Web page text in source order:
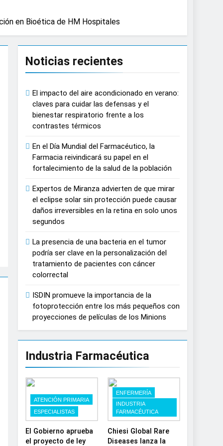
daños irreversibles en la retina en
proyecciones de películas de los
lactante
playas y otros espacios al aire
estratégica y modernización
muscular del deportista
en Bioética de HM Hospitales
Noticias recientes
El impacto del aire acondicionado en verano:
claves para cuidar las defensas y el
bienestar respiratorio frente a los
contrastes térmicos
En el Día Mundial del Farmacéutico, la
Farmacia reivindicará su papel en el
fortalecimiento de la salud de la población
Expertos de Miranza advierten de que mirar
el eclipse solar sin protección puede causar
daños irreversibles en la retina en solo unos
segundos
La presencia de una bacteria en el tumor
podría ser clave en la personalización del
tratamiento de pacientes con cáncer
colorrectal
ISDIN promueve la importancia de la
fotoprotección entre los más pequeños con
proyecciones de películas de los Minions
Industria Farmacéutica
ATENCIÓN PRIMARIA
ESPECIALISTAS
El Gobierno aprueba
el proyecto de ley
ENFERMERÍA
INDUSTRIA
FARMACÉUTICA
Chiesi Global Rare
Diseases lanza la